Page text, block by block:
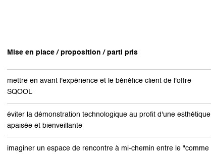
Mise en place / proposition / parti pris
mettre en avant l'expérience et le bénéfice client de l'offre
SQOOL
éviter la démonstration technologique au profit d'une esthétique
apaisée et bienveillante
imaginer un espace de rencontre à mi-chemin entre le "comme